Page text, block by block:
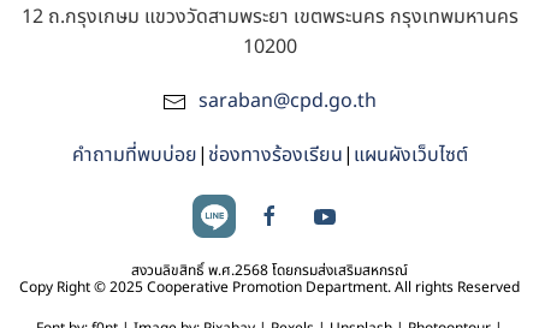
12 ถ.กรุงเกษม แขวงวัดสามพระยา เขตพระนคร กรุงเทพมหานคร
10200
saraban@cpd.go.th
คำถามที่พบบ่อย| ช่องทางร้องเรียน| แผนผังเว็บไซต์
สงวนลิขสิทธิ์ พ.ศ.2568 โดยกรมส่งเสริมสหกรณ์
Copy Right © 2025 Cooperative Promotion Department. All rights Reserved